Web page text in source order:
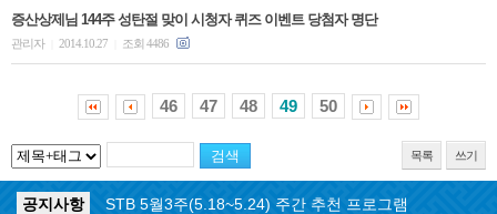
증산상제님 144주 성탄절 맞이 시청자 퀴즈 이벤트 당첨자 명단
관리자 2014.10.27 조회 4486
46 47 48 49 50
목록 쓰기
공지사항
STB 5월4주(5.25~5.31) 주간 추천 프로그램
공지사항
STB 5월3주(5.18~5.24) 주간 추천 프로그램